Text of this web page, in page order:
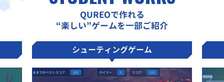
QUREOで作れる
“楽しい”ゲームを一部ご紹介
シューティングゲーム